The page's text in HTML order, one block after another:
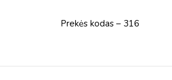
Prekės kodas – 316